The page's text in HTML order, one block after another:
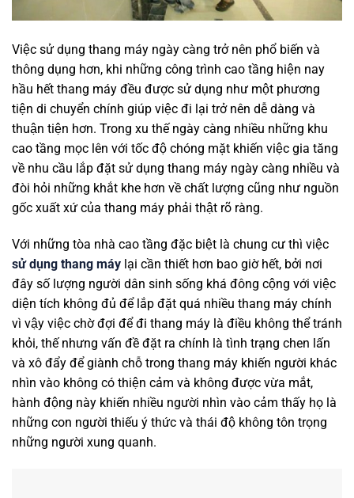
Việc sử dụng thang máy ngày càng trở nên phổ biến và
thông dụng hơn, khi những công trình cao tầng hiện nay
hầu hết thang máy đều được sử dụng như một phương
tiện di chuyển chính giúp việc đi lại trở nên dễ dàng và
thuận tiện hơn. Trong xu thế ngày càng nhiều những khu
cao tầng mọc lên với tốc độ chóng mặt khiến việc gia tăng
về nhu cầu lắp đặt sử dụng thang máy ngày càng nhiều và
đòi hỏi những khắt khe hơn về chất lượng cũng như nguồn
gốc xuất xứ của thang máy phải thật rõ ràng.
Với những tòa nhà cao tầng đặc biệt là chung cư thì việc
sử dụng thang máy lại cần thiết hơn bao giờ hết, bởi nơi
đây số lượng người dân sinh sống khá đông cộng với việc
diện tích không đủ để lắp đặt quá nhiều thang máy chính
vì vậy việc chờ đợi để đi thang máy là điều không thể tránh
khỏi, thế nhưng vấn đề đặt ra chính là tình trạng chen lấn
và xô đẩy để giành chỗ trong thang máy khiến người khác
nhìn vào không có thiện cảm và không được vừa mắt,
hành động này khiến nhiều người nhìn vào cảm thấy họ là
những con người thiếu ý thức và thái độ không tôn trọng
những người xung quanh.